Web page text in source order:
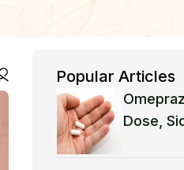
Popular Articles
Dose,